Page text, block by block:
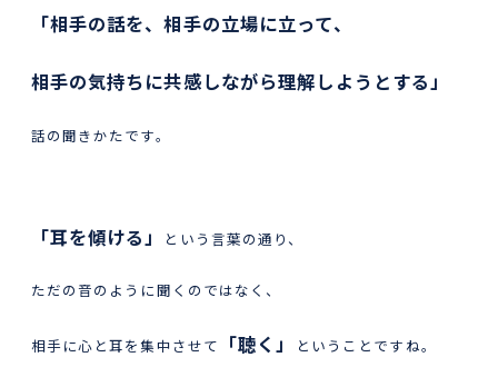
「相手の話を、相手の立場に立って、
相手の気持ちに共感しながら理解しようとする」
話の聞きかたです。
「耳を傾ける」 という言葉の通り、
ただの音のように聞くのではなく、
相手に心と耳を集中させて 「聴く」 ということですね。